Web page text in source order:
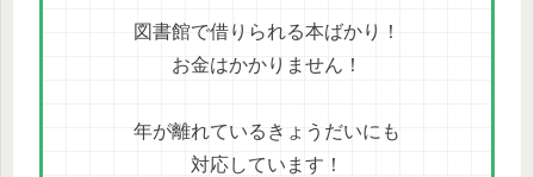
図書館で借りられる本ばかり！
お金はかかりません！
年が離れているきょうだいにも
対応しています！